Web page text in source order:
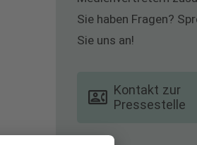
Sie haben Fragen?
Sie uns an!
Kontakt zur
Pressestelle